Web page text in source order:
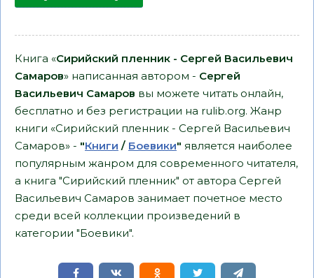
Книга «Сирийский пленник - Сергей Васильевич
Самаров» написанная автором - Сергей
Васильевич Самаров вы можете читать онлайн,
бесплатно и без регистрации на rulib.org. Жанр
книги «Сирийский пленник - Сергей Васильевич
Самаров» - "Книги / Боевики" является наиболее
популярным жанром для современного читателя,
а книга "Сирийский пленник" от автора Сергей
Васильевич Самаров занимает почетное место
среди всей коллекции произведений в
категории "Боевики".